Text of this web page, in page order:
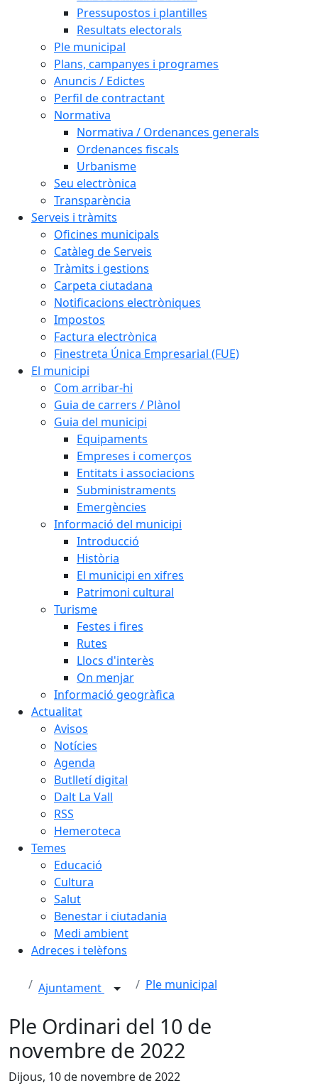
Pressupostos i plantilles
Resultats electorals
Ple municipal
Plans, campanyes i programes
Anuncis / Edictes
Perfil de contractant
Normativa
Normativa / Ordenances generals
Ordenances fiscals
Urbanisme
Seu electrònica
Transparència
Serveis i tràmits
Oficines municipals
Catàleg de Serveis
Tràmits i gestions
Carpeta ciutadana
Notificacions electròniques
Impostos
Factura electrònica
Finestreta Única Empresarial (FUE)
El municipi
Com arribar-hi
Guia de carrers / Plànol
Guia del municipi
Equipaments
Empreses i comerços
Entitats i associacions
Subministraments
Emergències
Informació del municipi
Introducció
Història
El municipi en xifres
Patrimoni cultural
Turisme
Festes i fires
Rutes
Llocs d'interès
On menjar
Informació geogràfica
Actualitat
Avisos
Notícies
Agenda
Butlletí digital
Dalt La Vall
RSS
Hemeroteca
Temes
Educació
Cultura
Salut
Benestar i ciutadania
Medi ambient
Adreces i telèfons
Ajuntament Ple municipal
Ple Ordinari del 10 de
novembre de 2022
Dijous, 10 de novembre de 2022